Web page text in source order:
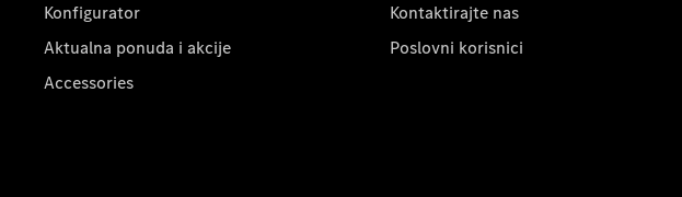
Konfigurator
Aktualna ponuda i akcije
Accessories
Kontaktirajte nas
Poslovni korisnici